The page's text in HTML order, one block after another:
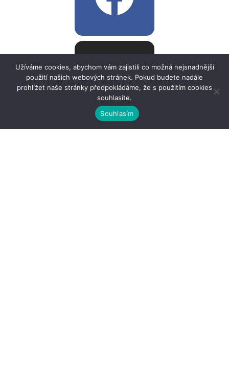
Užíváme cookies, abychom vám zajistili co možná nejsnadnější
použití našich webových stránek. Pokud budete nadále
prohlížet naše stránky předpokládáme, že s použitím cookies
souhlasíte.
Souhlasím